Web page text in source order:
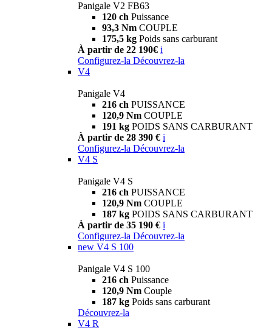
Panigale V2 FB63
120 ch Puissance
93,3 Nm COUPLE
175,5 kg Poids sans carburant
À partir de 22 190€ i
Configurez-la Découvrez-la
V4
Panigale V4
216 ch PUISSANCE
120,9 Nm COUPLE
191 kg POIDS SANS CARBURANT
À partir de 28 390 € i
Configurez-la Découvrez-la
V4 S
Panigale V4 S
216 ch PUISSANCE
120,9 Nm COUPLE
187 kg POIDS SANS CARBURANT
À partir de 35 190 € i
Configurez-la Découvrez-la
new V4 S 100
Panigale V4 S 100
216 ch Puissance
120,9 Nm Couple
187 kg Poids sans carburant
Découvrez-la
V4 R